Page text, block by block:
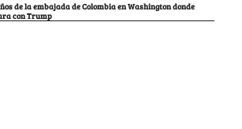
de la embajada de Colombia en Washington donde
con Trump